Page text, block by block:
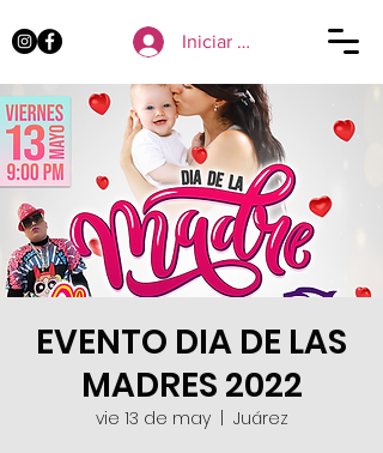
Iniciar sesión
EVENTO DIA DE LAS
MADRES 2022
vie 13 de may
  |
Juárez